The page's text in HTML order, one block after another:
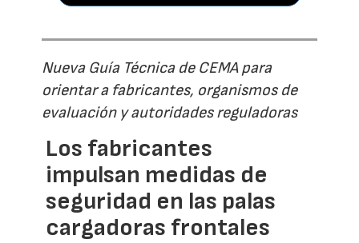
Nueva Guía Técnica de CEMA para
orientar a fabricantes, organismos de
evaluación y autoridades reguladoras
Los fabricantes
impulsan medidas de
seguridad en las palas
cargadoras frontales